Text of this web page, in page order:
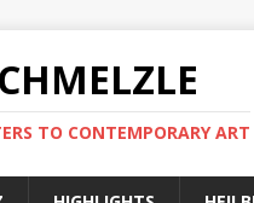
TO CONTEMPORARY ART